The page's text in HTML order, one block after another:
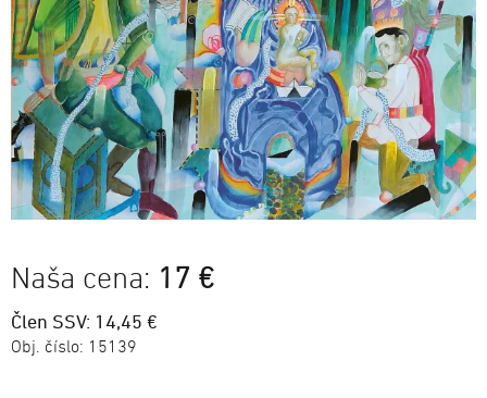
Naša cena: 17 €
Člen SSV: 14,45 €
Obj. číslo: 15139